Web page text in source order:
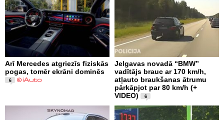
Arī Mercedes atgriezīs fiziskās
pogas, tomēr ekrāni dominēs
6
Jelgavas novadā “BMW”
vadītājs brauc ar 170 km/h,
atļauto braukšanas ātrumu
pārkāpjot par 80 km/h (+
VIDEO)
6